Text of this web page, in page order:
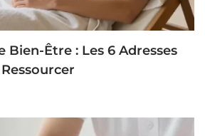
Bien-Être : Les 6 Adresses